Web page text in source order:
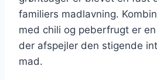
familiers madlavning.
med chili og peberfrugt er
der afspejler den stigende
mad.